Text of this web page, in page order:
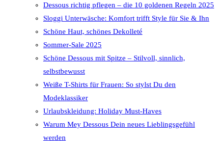
Dessous richtig pflegen – die 10 goldenen Regeln 2025
Sloggi Unterwäsche: Komfort trifft Style für Sie & Ihn
Schöne Haut, schönes Dekolleté
Sommer-Sale 2025
Schöne Dessous mit Spitze – Stilvoll, sinnlich,
selbstbewusst
Weiße T-Shirts für Frauen: So stylst Du den
Modeklassiker
Urlaubskleidung: Holiday Must-Haves
Warum Mey Dessous Dein neues Lieblingsgefühl
werden